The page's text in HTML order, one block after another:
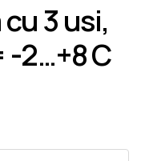
3 usi,
-2…+8 C